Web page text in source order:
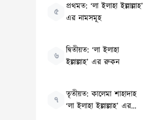
৫
প্রথমত: ‘লা ইলাহা ইল্লাল্লাহ’
এর নামসমূহ
৬
দ্বিতীয়ত: ‘লা ইলাহা
ইল্লাল্লাহ’ এর রুকন
৭
তৃতীয়ত: কালেমা শাহাদাহ
‘লা ইলাহা ইল্লাল্লাহ’ এর